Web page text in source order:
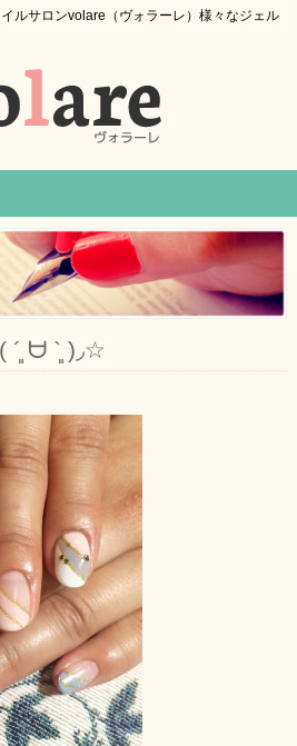
ルサロンvolare（ヴォラーレ）様々なジェル
´͈ ᗨ `͈ )◞☆